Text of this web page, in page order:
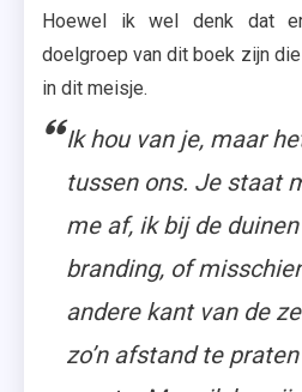
Hoewel ik wel denk dat
doelgroep van dit boek zijn
in dit meisje.
Ik hou van je, maar
tussen ons. Je staat
me af, ik bij de
branding, of
andere kant van de
zo’n afstand te